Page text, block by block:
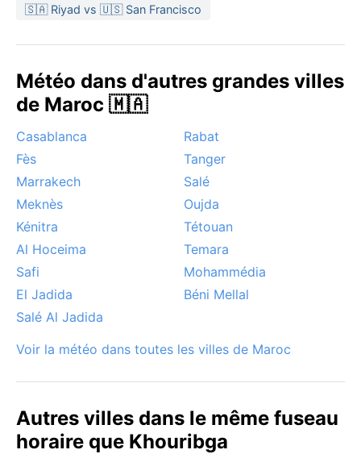
🇸🇦 Riyad vs 🇺🇸 San Francisco
Météo dans d'autres grandes villes
de Maroc 🇲🇦
Casablanca
Rabat
Fès
Tanger
Marrakech
Salé
Meknès
Oujda
Kénitra
Tétouan
Al Hoceima
Temara
Safi
Mohammédia
El Jadida
Béni Mellal
Salé Al Jadida
Voir la météo dans toutes les villes de Maroc
Autres villes dans le même fuseau
horaire que Khouribga